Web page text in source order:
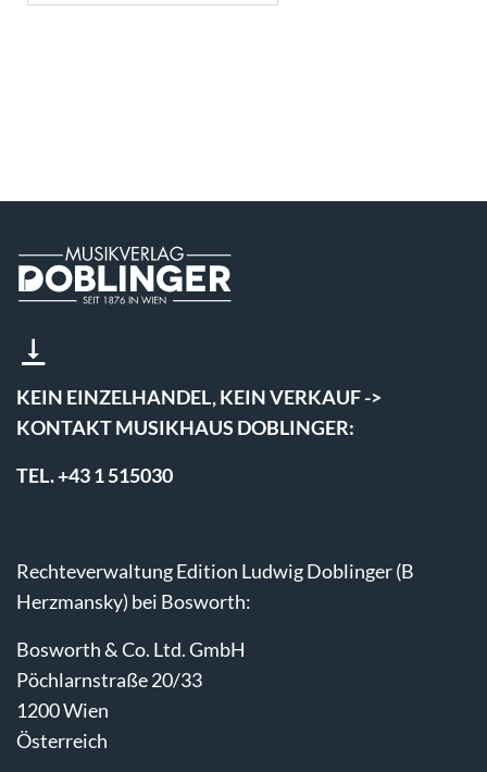
KEIN EINZELHANDEL, KEIN VERKAUF ->
KONTAKT MUSIKHAUS DOBLINGER:
TEL. +43 1 515030
Rechteverwaltung Edition Ludwig Doblinger (B
Herzmansky) bei Bosworth:
Bosworth & Co. Ltd. GmbH
Pöchlarnstraße 20/33
1200 Wien
Österreich